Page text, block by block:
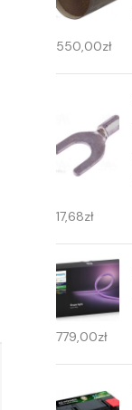
550,00zł
17,68zł
779,00zł